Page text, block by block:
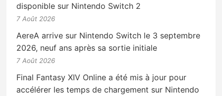
disponible sur Nintendo Switch 2
7 Août 2026
AereA arrive sur Nintendo Switch le 3 septembre
2026, neuf ans après sa sortie initiale
7 Août 2026
Final Fantasy XIV Online a été mis à jour pour
accélérer les temps de chargement sur Nintendo